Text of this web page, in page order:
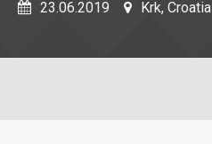
23.06.2019 Krk, Croatia